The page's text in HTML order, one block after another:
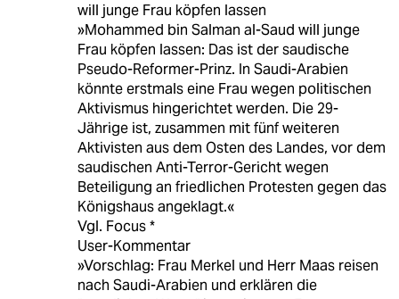
will junge Frau köpfen lassen
»Mohammed bin Salman al-Saud will junge
Frau köpfen lassen: Das ist der saudische
Pseudo-Reformer-Prinz. In Saudi-Arabien
könnte erstmals eine Frau wegen politischen
Aktivismus hingerichtet werden. Die 29-
Jährige ist, zusammen mit fünf weiteren
Aktivisten aus dem Osten des Landes, vor dem
saudischen Anti-Terror-Gericht wegen
Beteiligung an friedlichen Protesten gegen das
Königshaus angeklagt.«
Vgl. Focus *
User-Kommentar
»Vorschlag: Frau Merkel und Herr Maas reisen
nach Saudi-Arabien und erklären die